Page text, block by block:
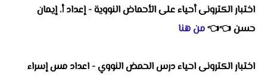
اختبار الكترونى أحياء على الأحماض النووية - إعداد أ. إيمان
حسن👈
👈من هنا
اختبار الكترونى احياء درس الحمض النووي - اعداد مس إسراء